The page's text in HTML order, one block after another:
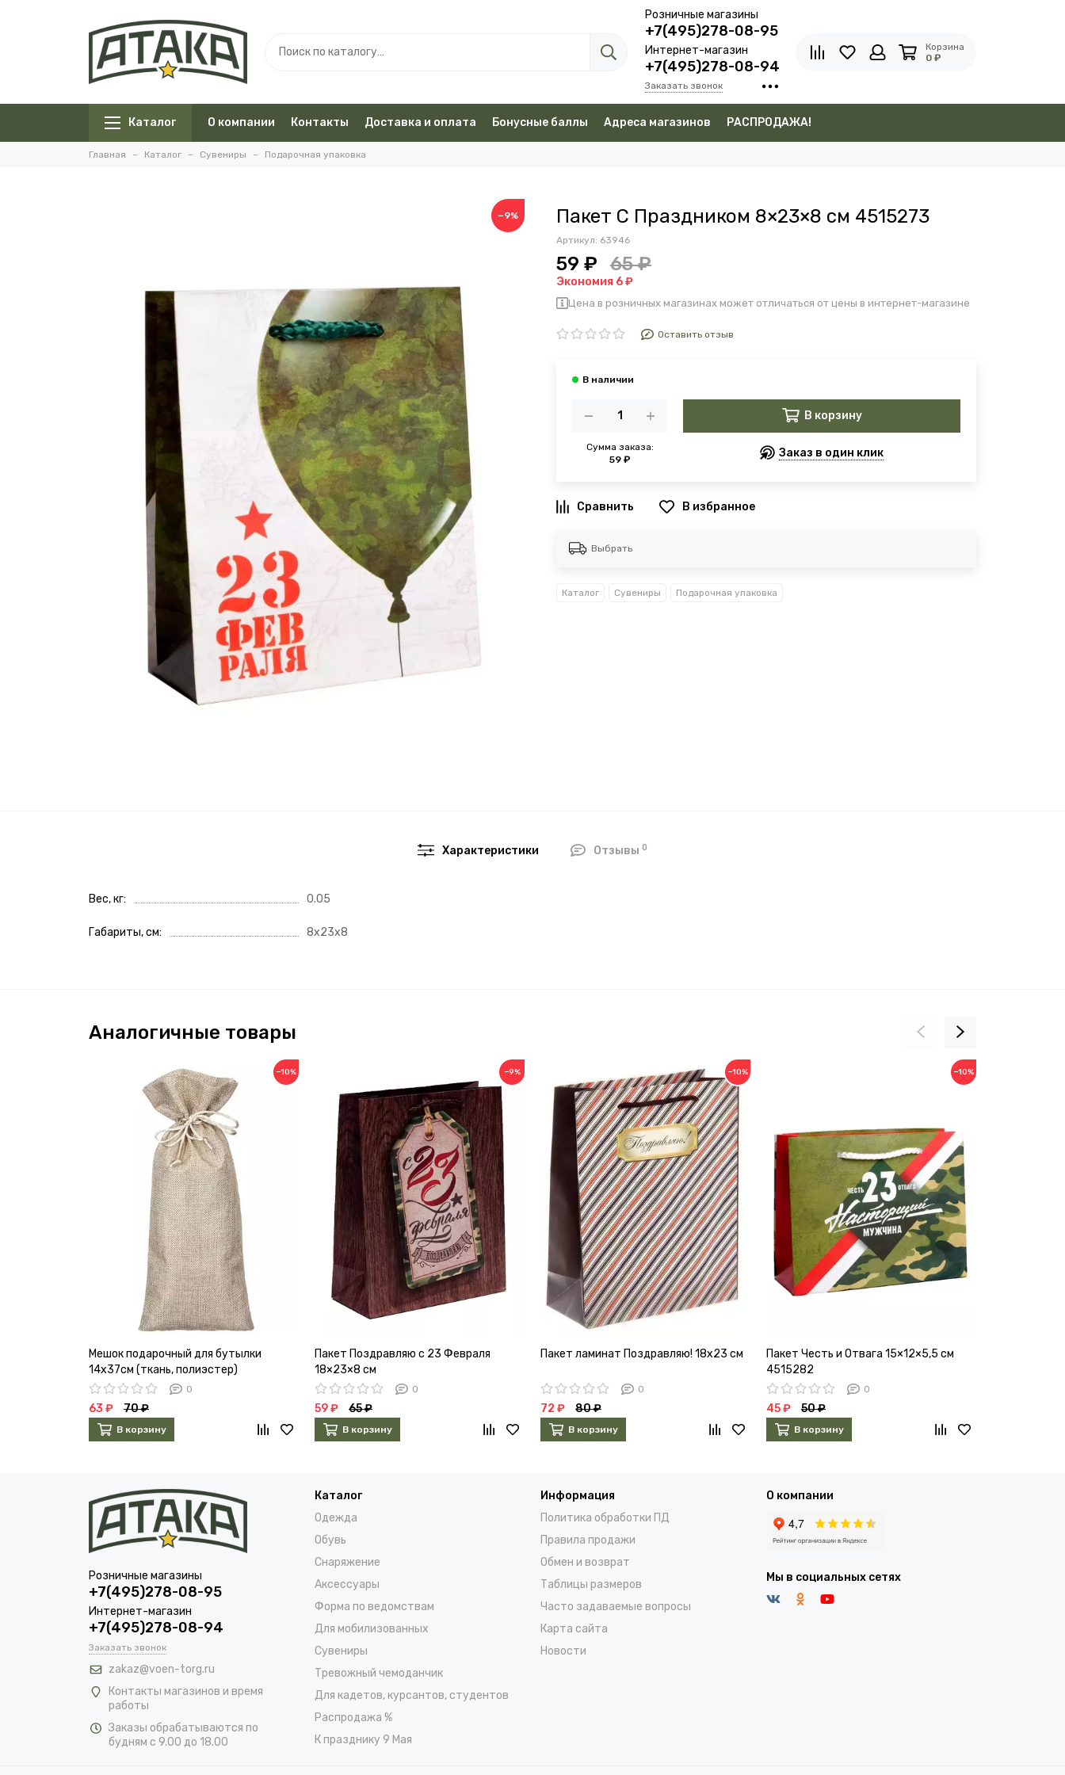
Розничные магазины
+7(495)278-08-95
Интернет-магазин
+7(495)278-08-94
Заказать звонок
Корзина
0 ₽
Каталог О компании Контакты Доставка и оплата Бонусные баллы Адреса магазинов РАСПРОДАЖА!
Главная Каталог Сувениры Подарочная упаковка
−9% Пакет С Праздником 8×23×8 см 4515273
Артикул: 63946
59 ₽ 65 ₽
Экономия 6 ₽
Цена в розничных магазинах может отличаться от цены в интернет-магазине
Оставить отзыв
Сумма заказа:
59 ₽
В корзину
Заказ в один клик
В избранное
Выбрать
Каталог Сувениры Подарочная упаковка
Характеристики Отзывы 0
Вес, кг 0.05
Габариты, см 8x23x8
Аналогичные товары
−10%
Мешок подарочный для бутылки
14х37см (ткань, полиэстер)
0
63 ₽ 70 ₽
В корзину
−9%
Пакет Поздравляю с 23 Февраля
18×23×8 см
0
59 ₽ 65 ₽
В корзину
−10%
Пакет ламинат Поздравляю! 18х23 см
0
72 ₽ 80 ₽
В корзину
−10%
Пакет Честь и Отвага 15×12×5,5 см
4515282
0
45 ₽ 50 ₽
В корзину
Розничные магазины
+7(495)278-08-95
Интернет-магазин
+7(495)278-08-94
Заказать звонок
zakaz@voen-torg.ru
Контакты магазинов и время
работы
Заказы обрабатываются по
будням с 9.00 до 18.00
Каталог
Одежда
Обувь
Снаряжение
Аксессуары
Форма по ведомствам
Для мобилизованных
Сувениры
Тревожный чемоданчик
Для кадетов, курсантов, студентов
Распродажа %
К празднику 9 Мая
Информация
Политика обработки ПД
Правила продажи
Обмен и возврат
Таблицы размеров
Часто задаваемые вопросы
Карта сайта
Новости
О компании
Мы в социальных сетях